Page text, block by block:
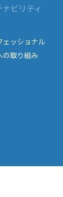
ビリティ
ェッショナル
の取り組み